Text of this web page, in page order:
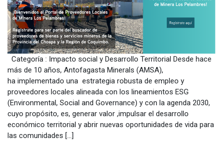
Categoría : Impacto social y Desarrollo Territorial Desde hace
más de 10 años, Antofagasta Minerals (AMSA),
ha implementado una estrategia robusta de empleo y
proveedores locales alineada con los lineamientos ESG
(Environmental, Social and Governance) y con la agenda 2030,
cuyo propósito, es, generar valor ,impulsar el desarrollo
económico territorial y abrir nuevas oportunidades de vida para
las comunidades […]